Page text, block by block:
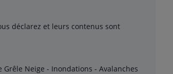
déclarez et leurs contenus sont
Neige - Inondations - Avalanches